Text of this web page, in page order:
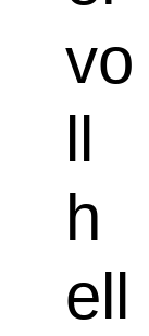
vo
ll
h
ell